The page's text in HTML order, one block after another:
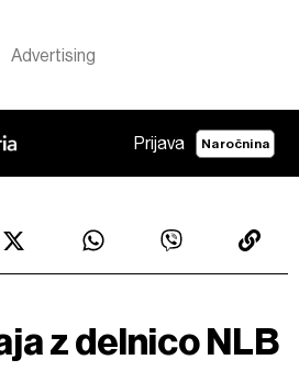
Prijava Naročnina
z delnico NLB